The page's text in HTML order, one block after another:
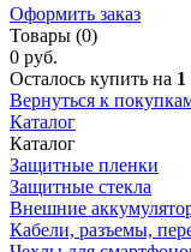
Оформить заказ
Товары (0)
0 руб.
Осталось купить на 1
Вернуться к
Каталог
Каталог
Защитные пленки
Защитные стекла
Внешние
Кабели, разъемы,